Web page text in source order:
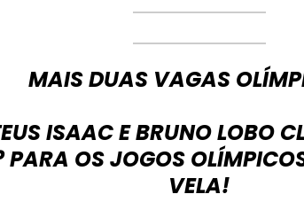
MAIS DUAS VAGAS
ISAAC E BRUNO LOBO
PARA OS JOGOS
VELA!